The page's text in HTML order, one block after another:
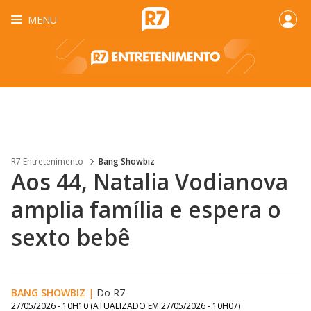
MENU
R7 Entretenimento Bang Showbiz
Aos 44, Natalia Vodianova
amplia família e espera o
sexto bebê
BANG SHOWBIZ | Do R7
27/05/2026 - 10H10 (ATUALIZADO EM 27/05/2026 - 10H07)